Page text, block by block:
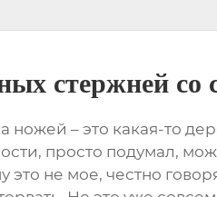
стержней со
– это какая-то
просто подумал,
это не мое, честно